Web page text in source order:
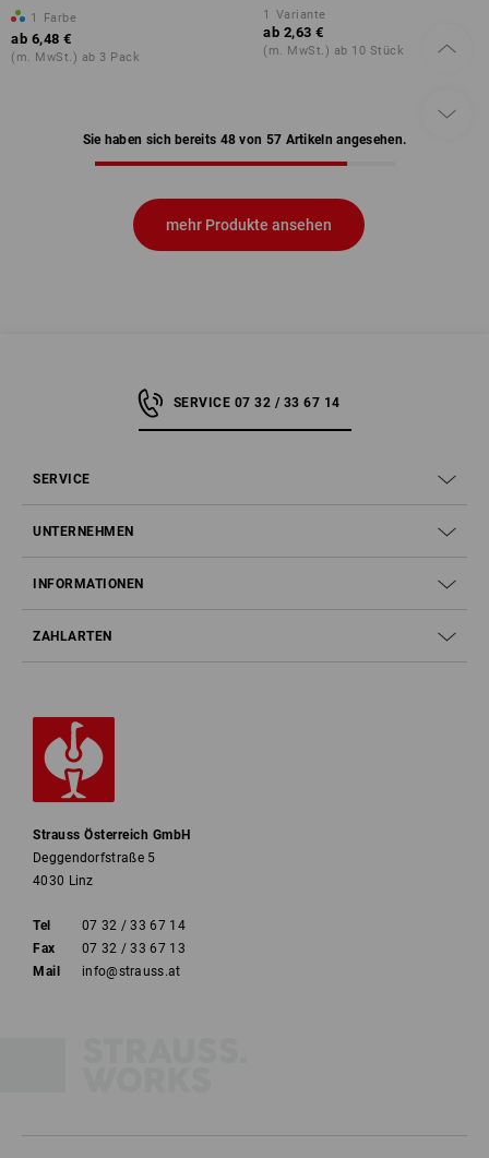
1 Farbe
ab 6,48 €
(m. MwSt.) ab 3 Pack
1 Variante
ab 2,63 €
(m. MwSt.) ab 10 Stück
Sie haben sich bereits 48 von 57 Artikeln angesehen.
mehr Produkte ansehen
SERVICE 07 32 / 33 67 14
SERVICE
UNTERNEHMEN
INFORMATIONEN
ZAHLARTEN
Strauss Österreich GmbH
Deggendorfstraße 5
4030 Linz
Tel
07 32 / 33 67 14
Fax
07 32 / 33 67 13
Mail
info@strauss.at